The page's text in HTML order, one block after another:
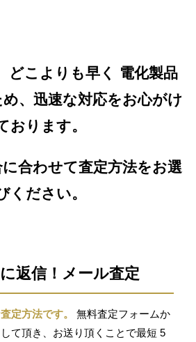
どこよりも早く 電化製品
、迅速な対応をお心がけ
おります。
合わせて査定方法をお選
ください。
返信！メール査定
定方法です。
無料査定フォームか
て頂き、お送り頂くことで最短 5